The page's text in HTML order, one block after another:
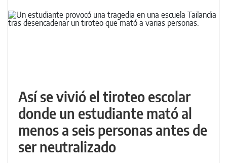
Así se vivió el tiroteo escolar
donde un estudiante mató al
menos a seis personas antes de
ser neutralizado